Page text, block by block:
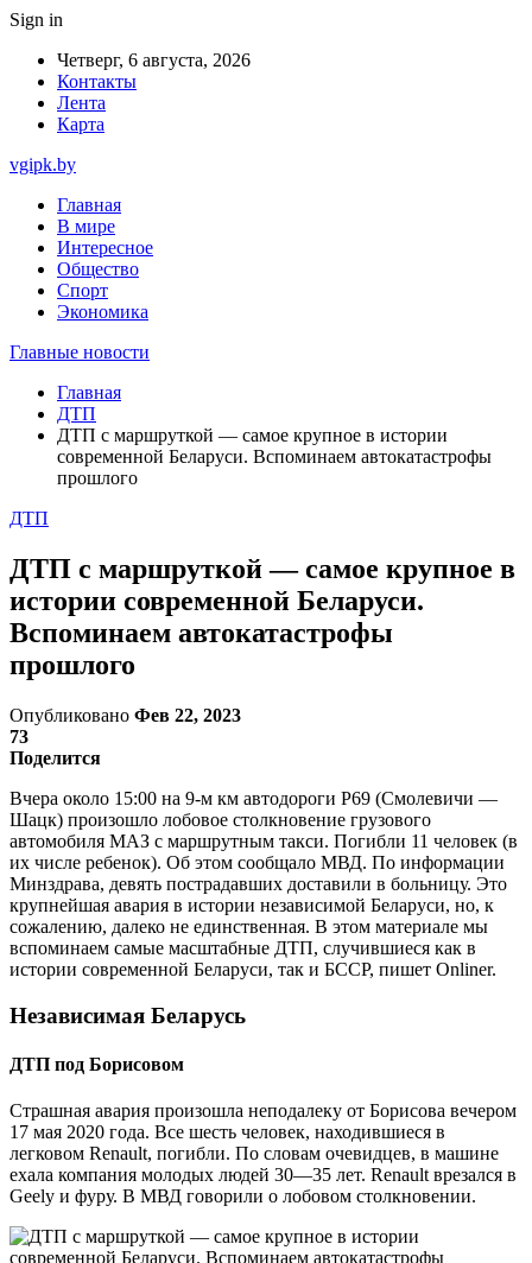
Sign in
Четверг, 6 августа, 2026
Контакты
Лента
Карта
vgipk.by
Главная
В мире
Интересное
Общество
Спорт
Экономика
Главные новости
Главная
ДТП
ДТП с маршруткой — самое крупное в истории
современной Беларуси. Вспоминаем автокатастрофы
прошлого
ДТП
ДТП с маршруткой — самое крупное в
истории современной Беларуси.
Вспоминаем автокатастрофы
прошлого
Опубликовано Фев 22, 2023
73
Поделится
Вчера около 15:00 на 9-м км автодороги Р69 (Смолевичи —
Шацк) произошло лобовое столкновение грузового
автомобиля МАЗ с маршрутным такси. Погибли 11 человек (в
их числе ребенок). Об этом сообщало МВД. По информации
Минздрава, девять пострадавших доставили в больницу. Это
крупнейшая авария в истории независимой Беларуси, но, к
сожалению, далеко не единственная. В этом материале мы
вспоминаем самые масштабные ДТП, случившиеся как в
истории современной Беларуси, так и БССР, пишет Onliner.
Независимая Беларусь
ДТП под Борисовом
Страшная авария произошла неподалеку от Борисова вечером
17 мая 2020 года. Все шесть человек, находившиеся в
легковом Renault, погибли. По словам очевидцев, в машине
ехала компания молодых людей 30—35 лет. Renault врезался в
Geely и фуру. В МВД говорили о лобовом столкновении.